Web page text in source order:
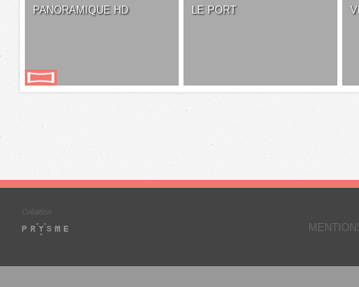
PANORAMIQUE HD LE PORT